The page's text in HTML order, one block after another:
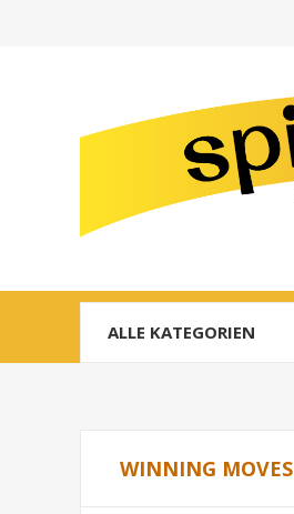
ALLE KATEGORIEN
WINNING MOVES